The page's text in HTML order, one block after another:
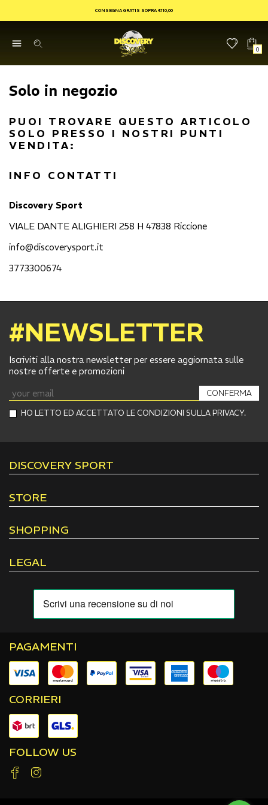
CONSEGNA GRATIS SOPRA €110,00
0
Solo in negozio
PUOI TROVARE QUESTO ARTICOLO
SOLO PRESSO I NOSTRI PUNTI
VENDITA:
INFO CONTATTI
Discovery Sport
VIALE DANTE ALIGHIERI 258 H 47838 Riccione
info@discoverysport.it
3773300674
#NEWSLETTER
Iscriviti alla nostra newsletter per essere aggiornata sulle
nostre offerte e promozioni
HO LETTO ED ACCETTATO LE CONDIZIONI SULLA PRIVACY.
CONFERMA
DISCOVERY SPORT
STORE
SHOPPING
LEGAL
PAGAMENTI
CORRIERI
FOLLOW US